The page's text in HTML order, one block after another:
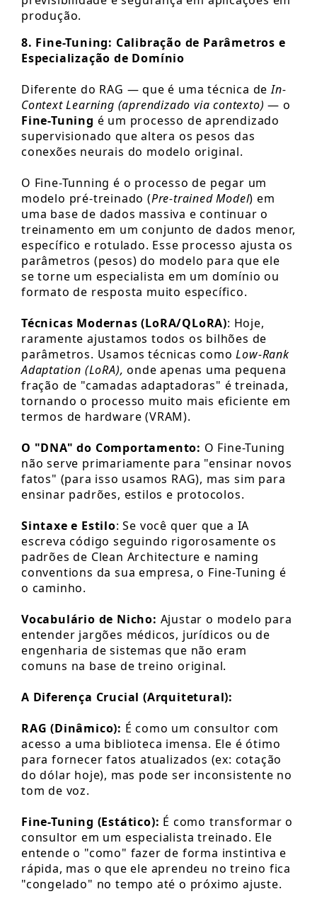
produção.
8. Fine-Tuning: Calibração de Parâmetros e
Especialização de Domínio
Diferente do RAG — que é uma técnica de In-
Context Learning (aprendizado via contexto) — o
Fine-Tuning é um processo de aprendizado
supervisionado que altera os pesos das
conexões neurais do modelo original.
O Fine-Tunning é o processo de pegar um
modelo pré-treinado (Pre-trained Model) em
uma base de dados massiva e continuar o
treinamento em um conjunto de dados menor,
específico e rotulado. Esse processo ajusta os
parâmetros (pesos) do modelo para que ele
se torne um especialista em um domínio ou
formato de resposta muito específico.
Técnicas Modernas (LoRA/QLoRA): Hoje,
raramente ajustamos todos os bilhões de
parâmetros. Usamos técnicas comoLow-Rank
Adaptation (LoRA), onde apenas uma pequena
fração de "camadas adaptadoras" é treinada,
tornando o processo muito mais eficiente em
termos de hardware (VRAM).
O "DNA" do Comportamento: O Fine-Tuning
não serve primariamente para "ensinar novos
fatos" (para isso usamos RAG), mas sim para
ensinar padrões, estilos e protocolos.
Sintaxe e Estilo: Se você quer que a IA
escreva código seguindo rigorosamente os
padrões de Clean Architecture e naming
conventions da sua empresa, o Fine-Tuning é
o caminho.
Vocabulário de Nicho: Ajustar o modelo para
entender jargões médicos, jurídicos ou de
engenharia de sistemas que não eram
comuns na base de treino original.
A Diferença Crucial (Arquitetural):
RAG (Dinâmico): É como um consultor com
acesso a uma biblioteca imensa. Ele é ótimo
para fornecer fatos atualizados (ex: cotação
do dólar hoje), mas pode ser inconsistente no
tom de voz.
Fine-Tuning (Estático): É como transformar o
consultor em um especialista treinado. Ele
entende o "como" fazer de forma instintiva e
rápida, mas o que ele aprendeu no treino fica
"congelado" no tempo até o próximo ajuste.